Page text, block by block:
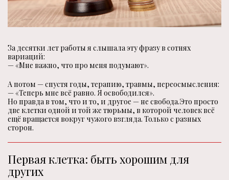
За десятки лет работы я слышала эту фразу в сотнях
вариаций:
— «Мне важно, что про меня подумают».
А потом — спустя годы, терапию, травмы, переосмысления:
— «Теперь мне всё равно. Я освободился».
Но правда в том, что и то, и другое — не свобода.Это просто
две клетки одной и той же тюрьмы, в которой человек всё
ещё вращается вокруг чужого взгляда. Только с разных
сторон.
Первая клетка: быть хорошим для
других